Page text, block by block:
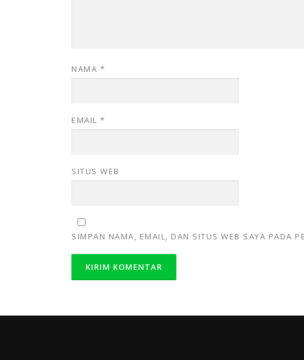
NAMA *
EMAIL *
SITUS WEB
SIMPAN NAMA, EMAIL, DAN SITUS WEB SAYA PADA